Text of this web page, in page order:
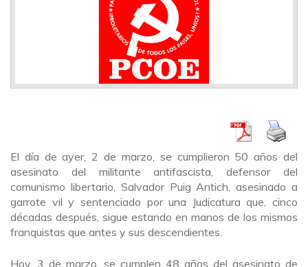
El día de ayer, 2 de marzo, se cumplieron 50 años del
asesinato del militante antifascista, defensor del
comunismo libertario, Salvador Puig Antich, asesinado a
garrote vil y sentenciado por una Judicatura que, cinco
décadas después, sigue estando en manos de los mismos
franquistas que antes y sus descendientes.
Hoy, 3 de marzo, se cumplen 48 años del asesinato de